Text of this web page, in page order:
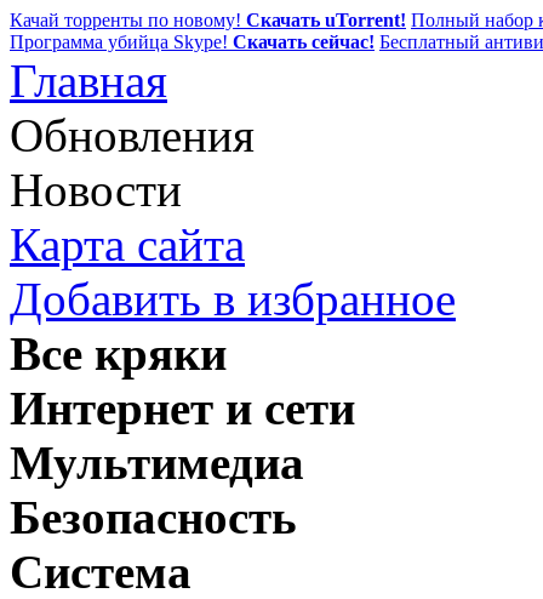
Качай торренты по новому! Скачать uTorrent! Полный набор
Программа убийца Skype! Скачать сейчас! Бесплатный
Главная
Обновления
Новости
Карта сайта
Добавить в избранное
Все кряки
Интернет и сети
Мультимедиа
Безопасность
Система